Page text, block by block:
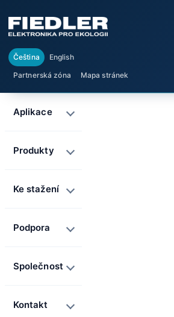
Čeština
English
Partnerská zóna
Mapa stránek
Aplikace
Produkty
Ke stažení
Podpora
Společnost
Kontakt